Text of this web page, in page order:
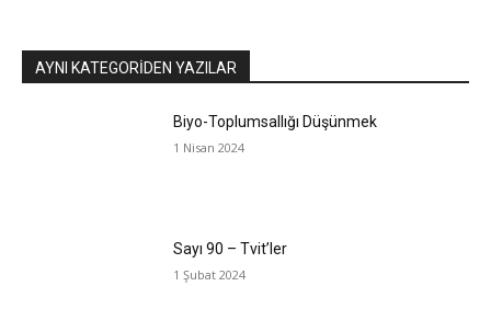
AYNI KATEGORIDEN YAZILAR
Biyo-Toplumsallığı Düşünmek
1 Nisan 2024
Sayı 90 – Tvit’ler
1 Şubat 2024